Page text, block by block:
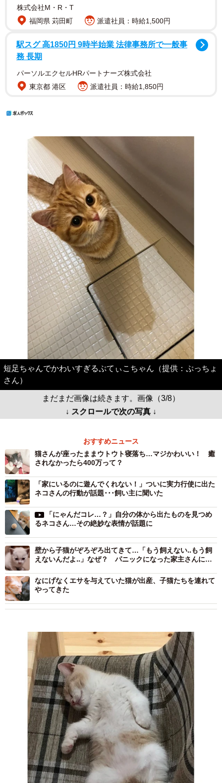
株式会社M・R・T
福岡県 苅田町
派遣社員：時給1,500円
駅スグ 高1850円 9時半始業 法律事務所で一般事
務 長期
パーソルエクセルHRパートナーズ株式会社
東京都 港区
派遣社員：時給1,850円
短足ちゃんでかわいすぎるぷてぃこちゃん（提供：ぷっちょ
さん）
まだまだ画像は続きます。画像（3/8）
↓ スクロールで次の写真 ↓
おすすめニュース
猫さんが座ったままウトウト寝落ち…マジかわいい！ 癒
されなかったら400万って？
「家にいるのに遊んでくれない！」ついに実力行使に出た
ネコさんの行動が話題･･･飼い主に聞いた
「にゃんだコレ…？」自分の体から出たものを見つめ
るネコさん…その絶妙な表情が話題に
壁から子猫がぞろぞろ出てきて…「もう飼えない‥もう飼
えないんだよ‥」なぜ？ パニックになった家主さんに聞
なにげなくエサを与えていた猫が出産、子猫たちを連れて
やってきた